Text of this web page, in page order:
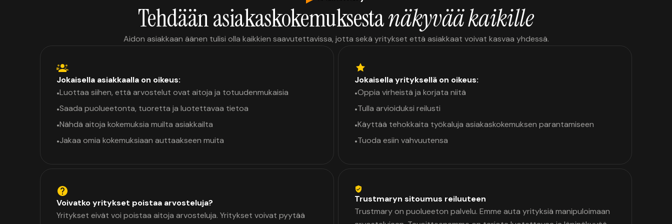
Tehdään asiakaskokemuksestanäkyvää kaikille
Aidon asiakkaan äänen tulisi olla kaikkien saavutettavissa, jotta sekä yritykset että asiakkaat voivat kasvaa yhdessä.
Jokaisella asiakkaalla on oikeus:
•Luottaa siihen, että arvostelut ovat aitoja ja totuudenmukaisia
•Saada puolueetonta, tuoretta ja luotettavaa tietoa
•Nähdä aitoja kokemuksia muilta asiakkailta
•Jakaa omia kokemuksiaan auttaakseen muita
Jokaisella yrityksellä on oikeus:
•Oppia virheistä ja korjata niitä
•Tulla arvioiduksi reilusti
•Käyttää tehokkaita työkaluja asiakaskokemuksen parantamiseen
•Tuoda esiin vahvuutensa
Voivatko yritykset poistaa arvosteluja?
Yritykset eivät voi poistaa aitoja arvosteluja. Yritykset voivat pyytää
Trustmaryn sitoumus reiluuteen
Trustmary on puolueeton palvelu. Emme auta yrityksiä manipuloimaan